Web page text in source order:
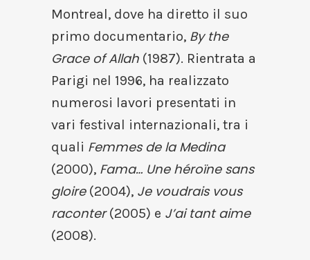
Montreal, dove ha diretto il suo
primo documentario, By the
Grace of Allah (1987). Rientrata a
Parigi nel 1996, ha realizzato
numerosi lavori presentati in
vari festival internazionali, tra i
quali Femmes de la Medina
(2000), Fama… Une héroïne sans
gloire(2004), Je voudrais vous
raconter(2005) e J’ai tant aime
(2008).